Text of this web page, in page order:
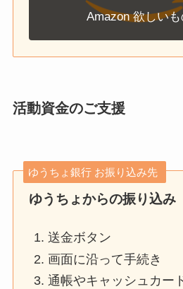
Amazon 欲しいも
活動資金のご支援
ゆうちょ銀行 お振り込み先
ゆうちょからの振り込み
送金ボタン
画面に沿って手続き
通帳やキャッシュカー